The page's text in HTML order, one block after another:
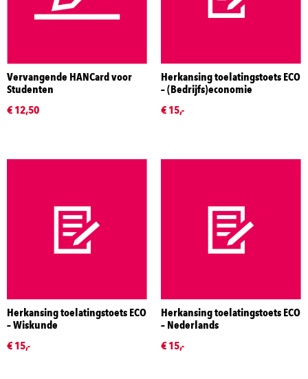
Vervangende HANCard voor
Studenten
€ 12,50
Herkansing toelatingstoets ECO
– (Bedrijfs)economie
€ 15,-
Herkansing toelatingstoets ECO
– Wiskunde
€ 15,-
Herkansing toelatingstoets ECO
– Nederlands
€ 15,-